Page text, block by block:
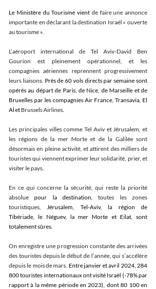
Le Ministère du Tourisme vient de faire une annonce
importante en déclarant la destination Israël « ouverte
au tourisme ».
L’aéroport international de Tel Aviv-David Ben
Gourion est pleinement opérationnel, et les
compagnies aériennes reprennent progressivement
leurs liaisons. Près de 60 vols directs par semaine sont
opérés au départ de Paris, de Nice, de Marseille et de
Bruxelles par les compagnies Air France, Transavia, El
Al et Brussels Airlines
Les principales villes comme Tel Aviv et Jérusalem, et
les régions de la mer Morte et de la Galilée sont
désormais en pleine activité, et attirent des milliers de
touristes qui viennent exprimer leur solidarité, prier, et
visiter le pays
En ce qui concerne la sécurité, qui reste la priorité
absolue pour la destination,
toutes les zones
touristiques,
Jérusalem, Tel-Aviv, la région de
Tibériade, le Néguev, la mer Morte et Eilat, sont
totalement sûres.
On enregistre une progression constante des arrivées
des touristes depuis le début de l’année, qui s’accélère
depuis le mois de mars. Entre janvier et avril 2024, 284
800 touristes internationaux ont visité Israël (-78% par
rapport à la même période en 2023), dont 80 100 en